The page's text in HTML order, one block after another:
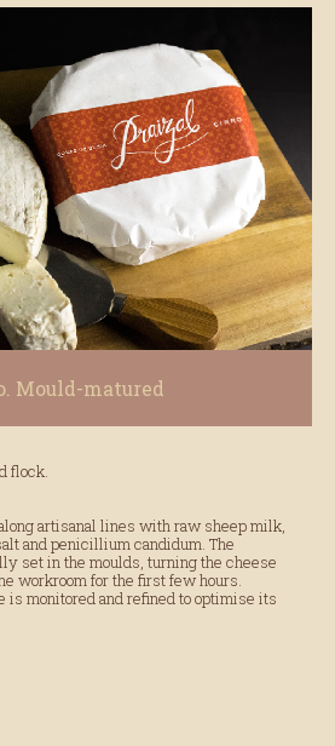
Mould-matured
flock.
artisanal lines with raw sheep milk,
and penicillium candidum. The
set in the moulds, turning the cheese
workroom for the first few hours.
is monitored and refined to optimise its